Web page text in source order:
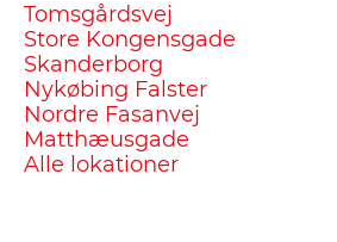
Tomsgårdsvej
Store Kongensgade
Skanderborg
Nykøbing Falster
Nordre Fasanvej
Matthæusgade
Alle lokationer